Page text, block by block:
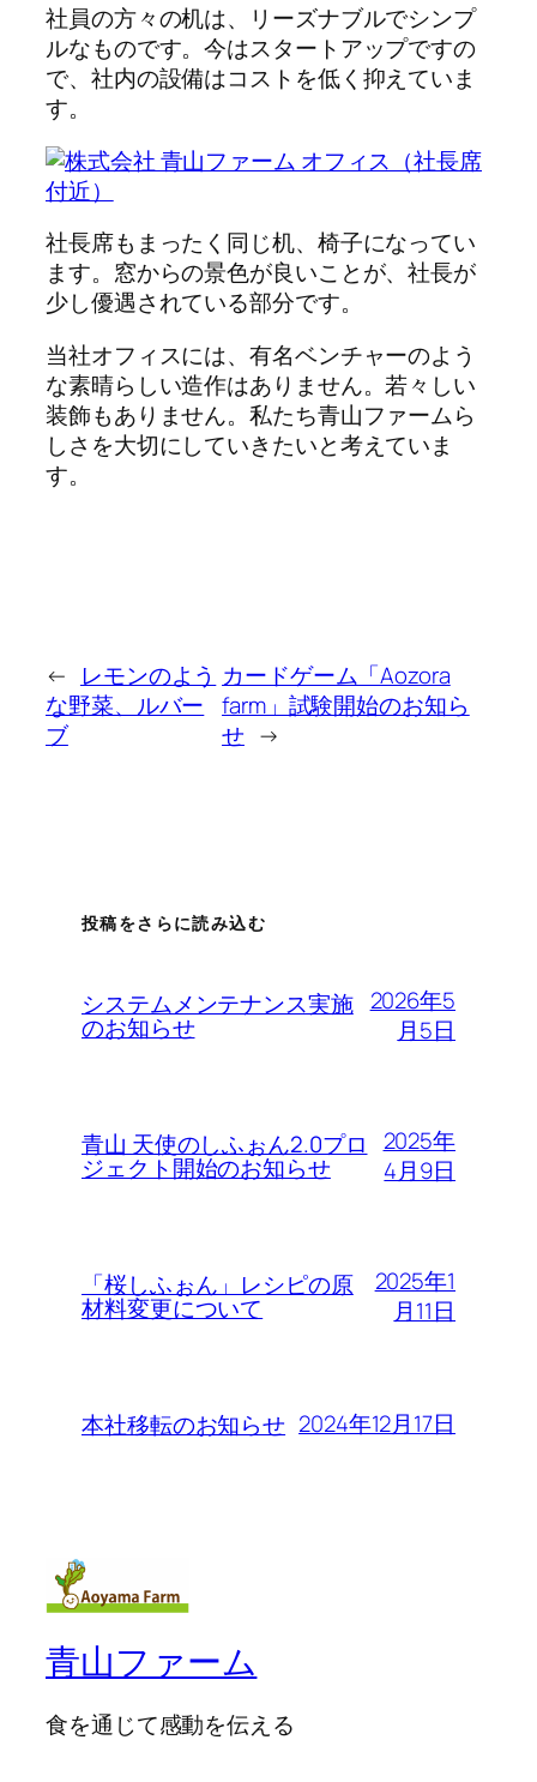
社員の方々の机は、リーズナブルでシンプ
ルなものです。今はスタートアップですの
で、社内の設備はコストを低く抑えていま
す。
社長席もまったく同じ机、椅子になってい
ます。窓からの景色が良いことが、社長が
少し優遇されている部分です。
当社オフィスには、有名ベンチャーのよう
な素晴らしい造作はありません。若々しい
装飾もありません。私たち青山ファームら
しさを大切にしていきたいと考えていま
す。
← レモンのよう
な野菜、ルバー
ブ
カードゲーム「Aozora
farm」試験開始のお知ら
せ →
投稿をさらに読み込む
システムメンテナンス実施
のお知らせ
2026年5
月5日
青山 天使のしふぉん2.0プロ
ジェクト開始のお知らせ
2025年
4月9日
「桜しふぉん」レシピの原
材料変更について
2025年1
月11日
本社移転のお知らせ 2024年12月17日
青山ファーム
食を通じて感動を伝える